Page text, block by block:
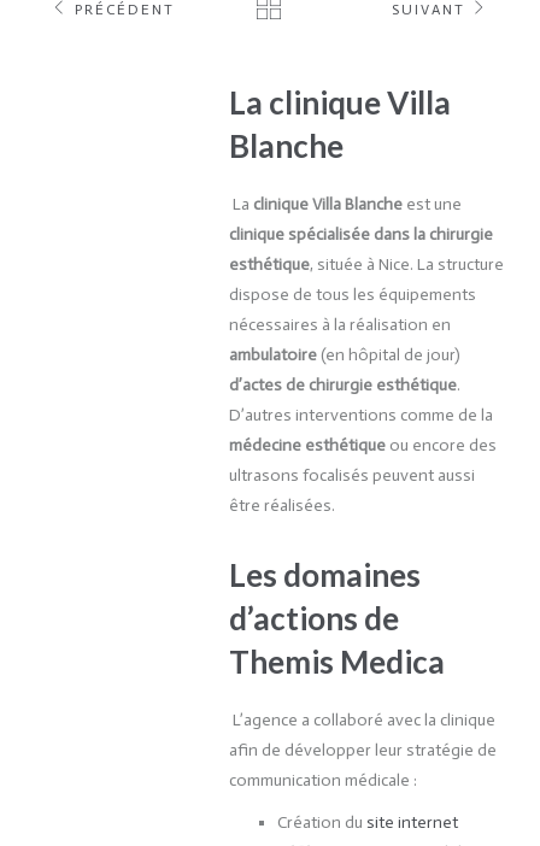
PRÉCÉDENT SUIVANT
La clinique Villa
Blanche
La clinique Villa Blanche est une
clinique spécialisée dans la chirurgie
esthétique, située à Nice. La structure
dispose de tous les équipements
nécessaires à la réalisation en
ambulatoire (en hôpital de jour)
d’actes de chirurgie esthétique.
D’autres interventions comme de la
médecine esthétique ou encore des
ultrasons focalisés peuvent aussi
être réalisées.
Les domaines
d’actions de
Themis Medica
L’agence a collaboré avec la clinique
afin de développer leur stratégie de
communication médicale :
Création du site internet